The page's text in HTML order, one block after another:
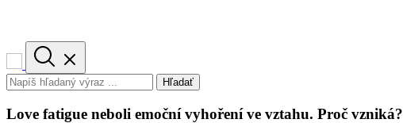
Hľadať
Love fatigue neboli emoční vyhoření ve vztahu. Proč vzniká?